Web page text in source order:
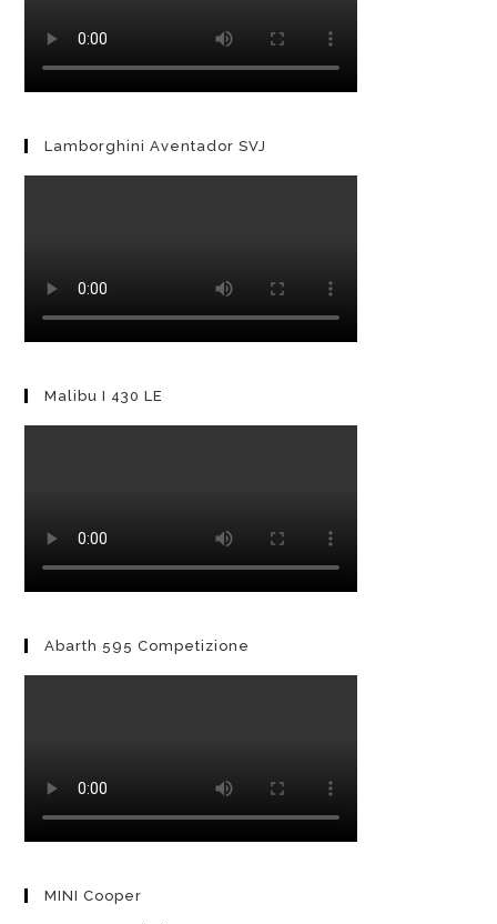
Lamborghini Aventador SVJ
Malibu I 430 LE
Abarth 595 Competizione
MINI Cooper